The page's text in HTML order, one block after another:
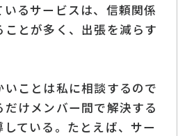
いるサービスは、信頼関係
ことが多く、出張を減らす
いことは私に相談するので
だけメンバー間で解決する
ている。たとえば、サー